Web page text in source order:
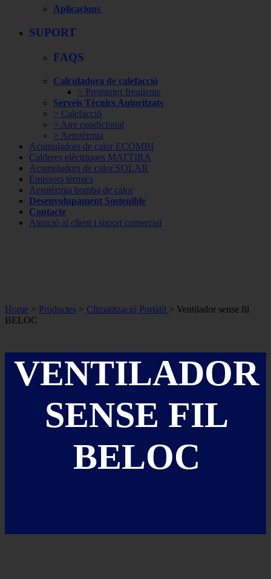
Aplicacions
SUPORT
FAQS
Calculadora de calefacció
> Preguntes freqüents
Serveis Tècnics Autoritzats
> Calefacció
> Aire condicionat
> Aerotèrmia
Acumuladors de calor ECOMBI
Calderes elèctriques MATTIRA
Acumuladors de calor SOLAR
Emissors tèrmics
Aerotèrmia bomba de calor
Desenvolupament Sostenible
Contacte
Atenció al client i suport comercial
Home > Productes > Climatització Portàtil > Ventilador sense fil
BELOC
VENTILADOR
SENSE FIL
BELOC